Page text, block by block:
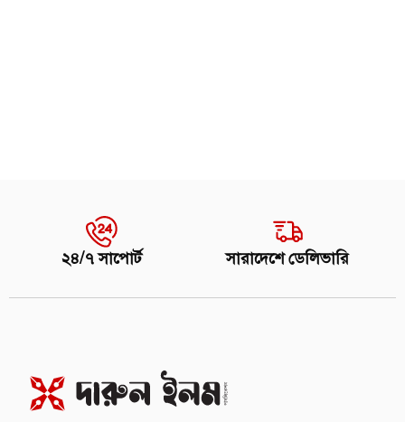
২৪/৭ সাপোর্ট সারাদেশে ডেলিভারি